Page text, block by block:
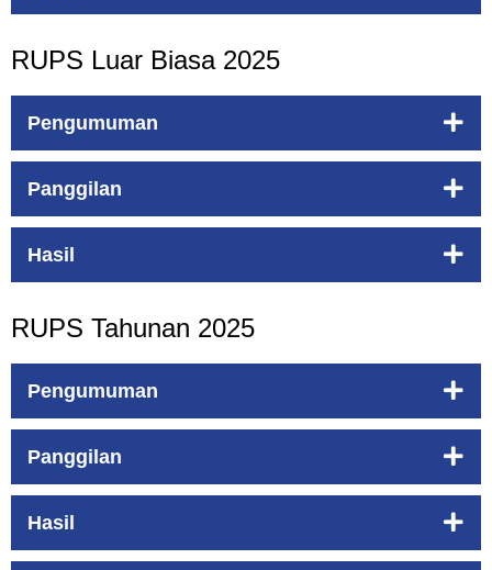
RUPS Luar Biasa 2025
Pengumuman
Panggilan
Hasil
RUPS Tahunan 2025
Pengumuman
Panggilan
Hasil